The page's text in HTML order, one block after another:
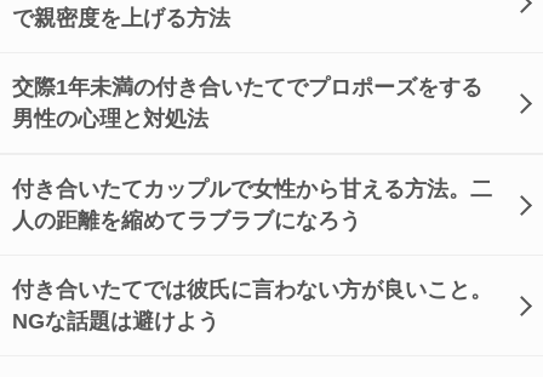
で親密度を上げる方法
交際1年未満の付き合いたてでプロポーズをする
男性の心理と対処法
付き合いたてカップルで女性から甘える方法。二
人の距離を縮めてラブラブになろう
付き合いたてでは彼氏に言わない方が良いこと。
NGな話題は避けよう